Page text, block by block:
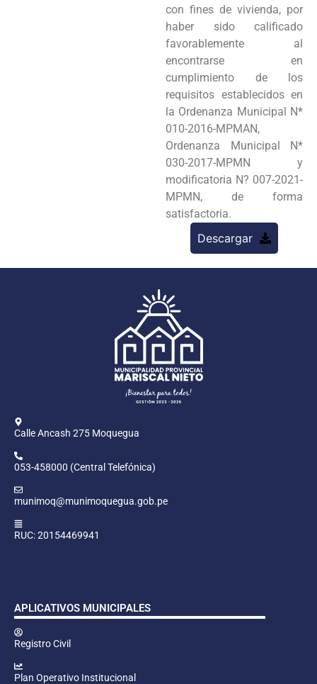
con fines de vivienda, por
haber sido calificado
favorablemente al
encontrarse en
cumplimiento de los
requisitos establecidos en
la Ordenanza Municipal N*
010-2016-MPMAN,
Ordenanza Municipal N*
030-2017-MPMN y
modificatoria N? 007-2021-
MPMN, de forma
satisfactoria.
Descargar
Calle Ancash 275 Moquegua
053-458000 (Central Telefónica)
munimoq@munimoquegua.gob.pe
RUC: 20154469941
APLICATIVOS MUNICIPALES
Registro Civil
Plan Operativo Institucional